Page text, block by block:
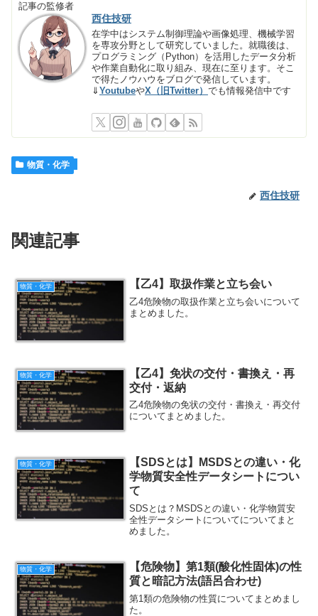
記事の監修者
西住技研
在学中はシステム制御理論や画像処理、機械学習
を専攻分野として研究していました。就職後は、
プログラミング（Python）を活用したデータ分析
や作業自動化に取り組み、現在に至ります。そこ
で得たノウハウをブログで発信しています。
⇓ YoutubeやX（旧Twitter）でも情報発信中です
物質・化学
西住技研
関連記事
物質・化学 【乙4】取扱作業と立ち会い
乙4危険物の取扱作業と立ち会いについて
まとめました。
物質・化学
【乙4】免状の交付・書換え・再
交付・返納
乙4危険物の免状の交付・書換え・再交付
についてまとめました。
物質・化学
【SDSとは】MSDSとの違い・化
学物質安全性データシートについ
て
SDSとは？MSDSとの違い・化学物質安
全性データシートについてについてまと
めました。
物質・化学
【危険物】第1類(酸化性固体)の性
質と暗記方法(語呂合わせ)
第1類の危険物の性質についてまとめまし
た。